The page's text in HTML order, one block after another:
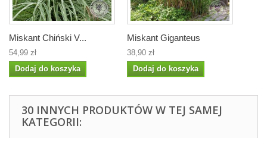
Miskant Chiński V...
54,99 zł
Dodaj do koszyka
Miskant Giganteus
38,90 zł
Dodaj do koszyka
30 INNYCH PRODUKTÓW W TEJ SAMEJ
KATEGORII: